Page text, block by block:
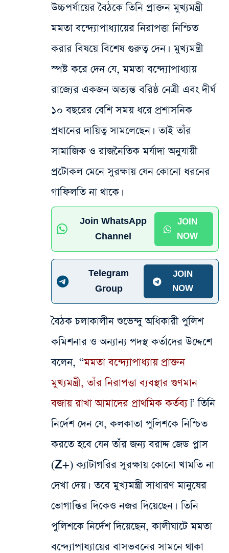
উচ্চপর্যায়ের বৈঠকে তিনি প্রাক্তন মুখ্যমন্ত্রী
মমতা বন্দ্যোপাধ্যায়ের নিরাপত্তা নিশ্চিত
করার বিষয়ে বিশেষ গুরুত্ব দেন। মুখ্যমন্ত্রী
স্পষ্ট করে দেন যে, মমতা বন্দ্যোপাধ্যায়
রাজ্যের একজন অত্যন্ত বরিষ্ঠ নেত্রী এবং দীর্ঘ
১০ বছরের বেশি সময় ধরে প্রশাসনিক
প্রধানের দায়িত্ব সামলেছেন। তাই তাঁর
সামাজিক ও রাজনৈতিক মর্যাদা অনুযায়ী
প্রটোকল মেনে সুরক্ষায় যেন কোনো ধরনের
গাফিলতি না থাকে।
Join WhatsApp
Channel
JOIN
NOW
Telegram
Group
JOIN
NOW
বৈঠক চলাকালীন শুভেন্দু অধিকারী পুলিশ
কমিশনার ও অন্যান্য পদস্থ কর্তাদের উদ্দেশে
বলেন, “মমতা বন্দ্যোপাধ্যায় প্রাক্তন
মুখ্যমন্ত্রী, তাঁর নিরাপত্তা ব্যবস্থার গুণমান
বজায় রাখা আমাদের প্রাথমিক কর্তব্য।” তিনি
নির্দেশ দেন যে, কলকাতা পুলিশকে নিশ্চিত
করতে হবে যেন তাঁর জন্য বরাদ্দ জেড প্লাস
(Z+) ক্যাটাগরির সুরক্ষায় কোনো খামতি না
দেখা দেয়। তবে মুখ্যমন্ত্রী সাধারণ মানুষের
ভোগান্তির দিকেও নজর দিয়েছেন। তিনি
পুলিশকে নির্দেশ দিয়েছেন, কালীঘাটে মমতা
বন্দ্যোপাধ্যায়ের বাসভবনের সামনে থাকা